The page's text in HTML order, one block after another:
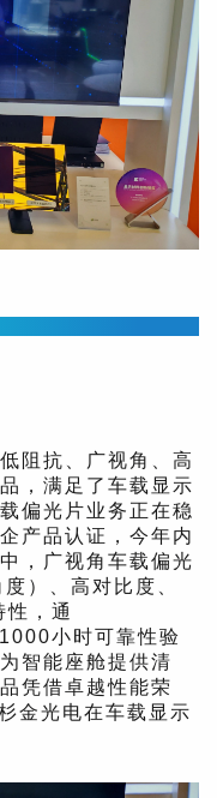
阻抗、广视角、高
，满足了车载显示
偏光片业务正在稳
产品认证，今年内
，广视角车载偏光
）、高对比度、
，通
小时可靠性验
智能座舱提供清
凭借卓越性能荣
金光电在车载显示